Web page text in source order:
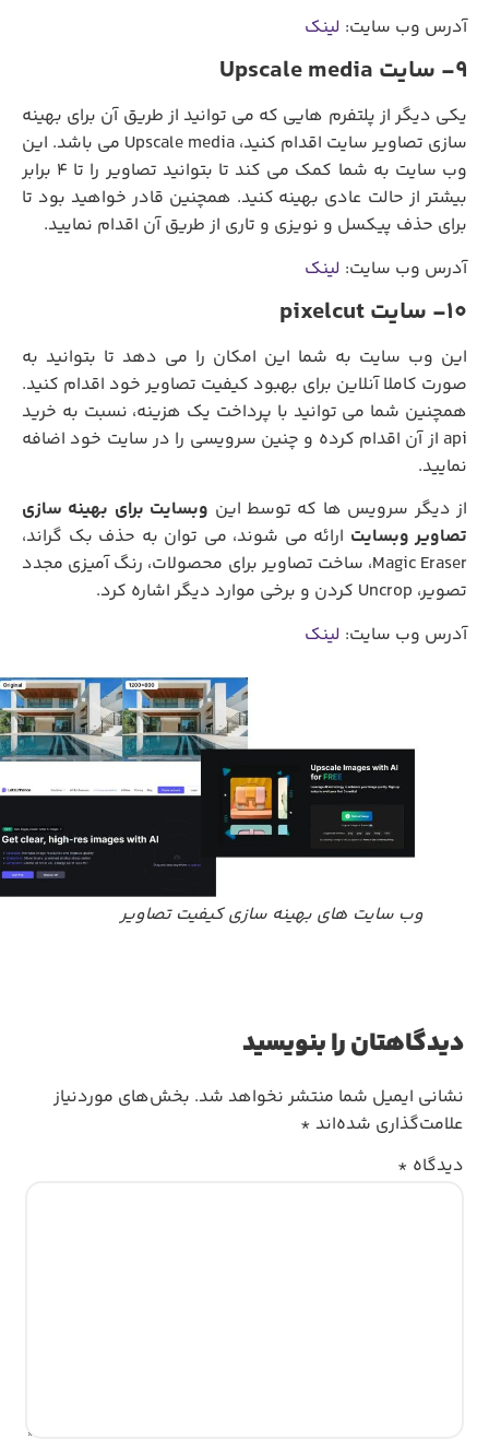
آدرس وب سایت:لینک
یکی دیگر از پلتفرم هایی که می توانید از طریق آن برای بهینه
سازی تصاویر سایت اقدام کنید، Upscale media می باشد. این
وب سایت به شما کمک می کند تا بتوانید تصاویر را تا 4 برابر
بیشتر از حالت عادی بهینه کنید. همچنین قادر خواهید بود تا
برای حذف پیکسل و نویزی و تاری از طریق آن اقدام نمایید.
آدرس وب سایت:لینک
این وب سایت به شما این امکان را می دهد تا بتوانید به
صورت کاملا آنلاین برای بهبود کیفیت تصاویر خود اقدام کنید.
همچنین شما می توانید با پرداخت یک هزینه، نسبت به خرید
api از آن اقدام کرده و چنین سرویسی را در سایت خود اضافه
نمایید.
از دیگر سرویس ها که توسط اینوبسایت برای بهینه سازی
تصاویر وبسایتارائه می شوند، می توان به حذف بک گراند،
Magic Eraser، ساخت تصاویر برای محصولات، رنگ آمیزی مجدد
تصویر، Uncrop کردن و برخی موارد دیگر اشاره کرد.
آدرس وب سایت:لینک
وب سایت های بهینه سازی کیفیت تصاویر
دیدگاهتان را بنویسید
نشانی ایمیل شما منتشر نخواهد شد.بخش‌های موردنیاز
علامت‌گذاری شده‌اند*
دیدگاه*